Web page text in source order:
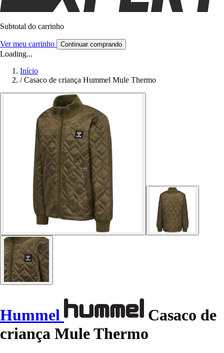
Subtotal do carrinho
Ver meu carrinho Continuar comprando
Loading...
Início
/ Casaco de criança Hummel Mule Thermo
Hummel
Casaco de
criança Mule Thermo